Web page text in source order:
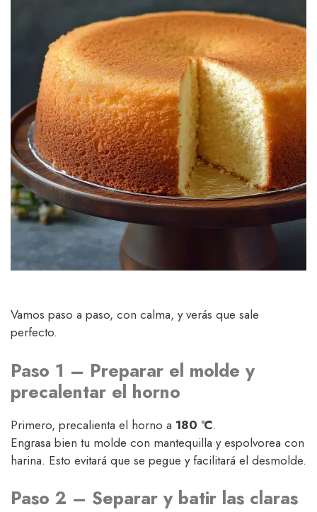
Vamos paso a paso, con calma, y verás que sale
perfecto.
Paso 1 – Preparar el molde y
precalentar el horno
Primero, precalienta el horno a 180 °C.
Engrasa bien tu molde con mantequilla y espolvorea con
harina. Esto evitará que se pegue y facilitará el desmolde.
Paso 2 – Separar y batir las claras